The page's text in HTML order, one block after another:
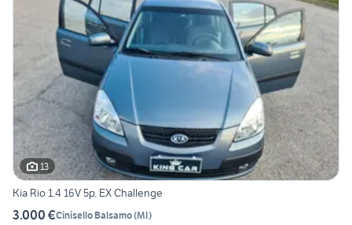
13
Kia Rio 1.4 16V 5p. EX Challenge
3.000 €Cinisello Balsamo(MI)